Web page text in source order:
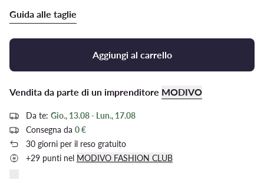
Guida alle taglie
Aggiungi al carrello
Vendita da parte di un imprenditore MODIVO
Da te: Gio., 13.08 - Lun., 17.08
Consegna da 0 €
30 giorni per il reso gratuito
+29 punti nel MODIVO FASHION CLUB